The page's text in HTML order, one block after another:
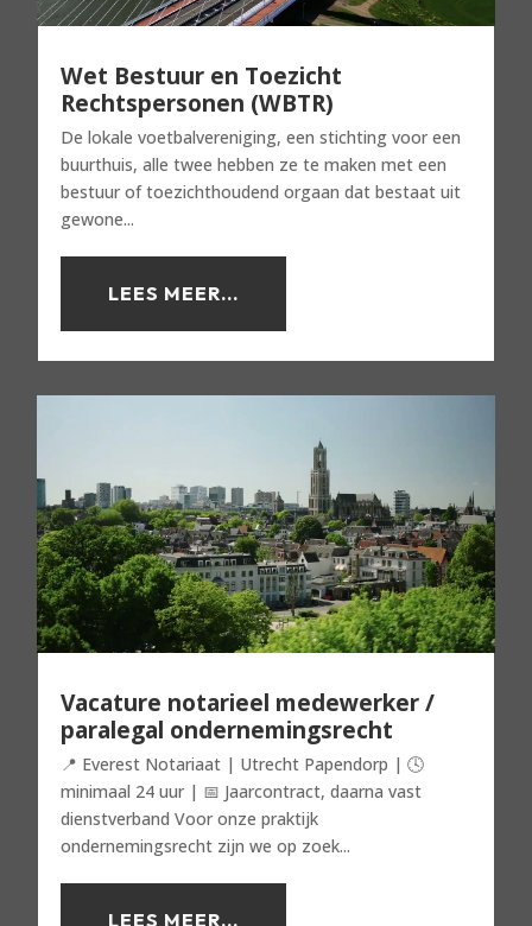
Wet Bestuur en Toezicht
Rechtspersonen (WBTR)
De lokale voetbalvereniging, een stichting voor een
buurthuis, alle twee hebben ze te maken met een
bestuur of toezichthoudend orgaan dat bestaat uit
gewone...
LEES MEER...
Vacature notarieel medewerker /
paralegal ondernemingsrecht
📍 Everest Notariaat | Utrecht Papendorp | 🕓
minimaal 24 uur | 📅 Jaarcontract, daarna vast
dienstverband Voor onze praktijk
ondernemingsrecht zijn we op zoek...
LEES MEER...